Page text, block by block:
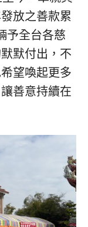
放之善款累
予全台各慈
默付出，不
望喚起更多
善意持續在